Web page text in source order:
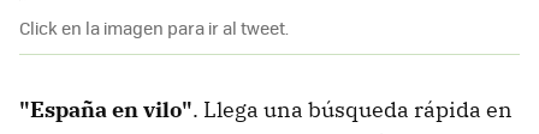
Click en la imagen para ir al tweet.
"España en vilo". Llega una búsqueda rápida en